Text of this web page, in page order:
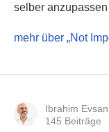
selber
mehr über „Not
Ibrahim Evsan
145 Beiträge